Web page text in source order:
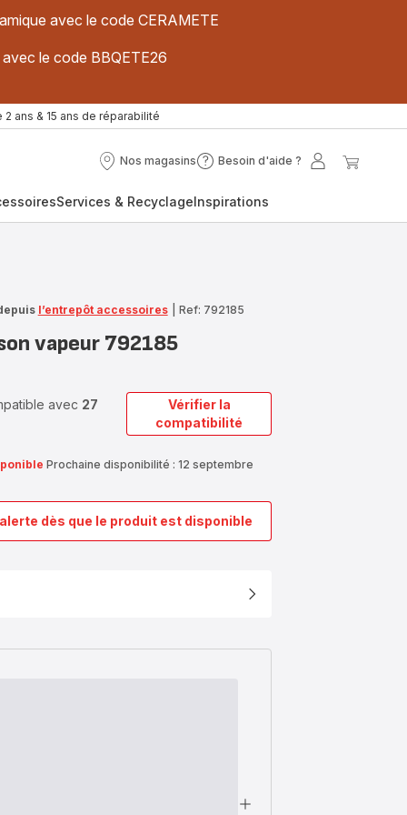
avec le code CERAMETE
le code BBQETE26
2 ans & 15 ans de réparabilité
Nos magasins
Nos
Besoin d'aide ?
Besoin
?
Mon
Services & RecyclageInspirations
l’entrepôt accessoires Ref: 792185
vapeur 792185
avec 27
Vérifier la
compatibilité
Prochaine disponibilité : 12 septembre
dès que le produit est disponible
Panier